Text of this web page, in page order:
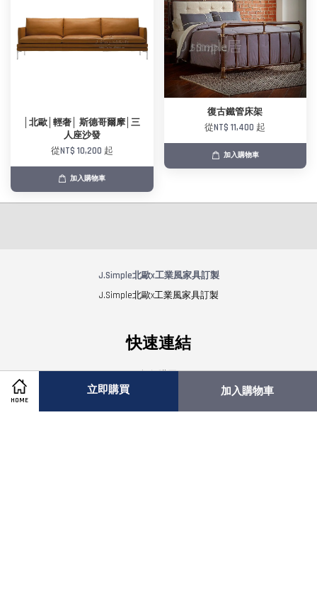
HOME
立即購買 加入購物車
│北歐│輕奢│ 斯德哥爾摩│三
人座沙發
從NT$ 10,200 起
加入購物車
復古鐵管床架
從NT$ 11,400 起
加入購物車
J.Simple北歐x工業風家具訂製
J.Simple北歐x工業風家具訂製
快速連結
如何購買
配送服務